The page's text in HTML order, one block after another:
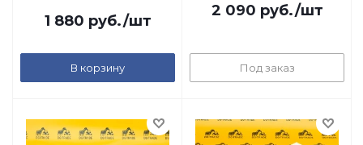
1 880 руб./шт
В корзину
2 090 руб./шт
Под заказ